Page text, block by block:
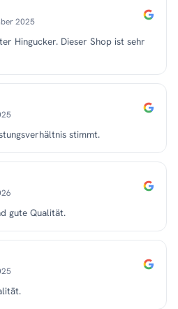
2025
Hingucker. Dieser Shop ist sehr
stimmt.
gute Qualität.